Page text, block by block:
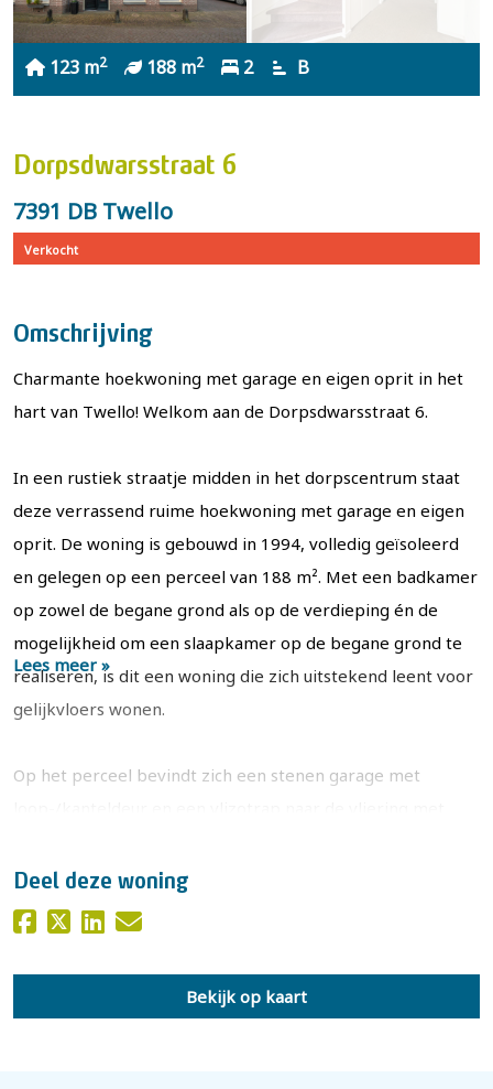
123 m2 188 m2 2 B
Dorpsdwarsstraat 6
7391 DB Twello
Verkocht
Omschrijving
Charmante hoekwoning met garage en eigen oprit in het
hart van Twello! Welkom aan de Dorpsdwarsstraat 6.
In een rustiek straatje midden in het dorpscentrum staat
deze verrassend ruime hoekwoning met garage en eigen
oprit. De woning is gebouwd in 1994, volledig geïsoleerd
en gelegen op een perceel van 188 m². Met een badkamer
op zowel de begane grond als op de verdieping én de
mogelijkheid om een slaapkamer op de begane grond te
realiseren, is dit een woning die zich uitstekend leent voor
gelijkvloers wonen.
Op het perceel bevindt zich een stenen garage met
bereikbaar. Naast de woning ligt de oprit met
parkeergelegenheid op eigen terrein. De besloten
achtertuin is gesitueerd op het zuidwesten en beschikt
over een fijn terras met zonnescherm.
Lees meer »
Deel deze woning
Bekijk op kaart